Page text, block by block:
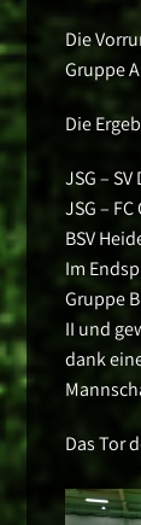
Die
Gruppe
Die
JSG –
JSG –
BSV
Im
Gruppe
II und
dank
Das Tor